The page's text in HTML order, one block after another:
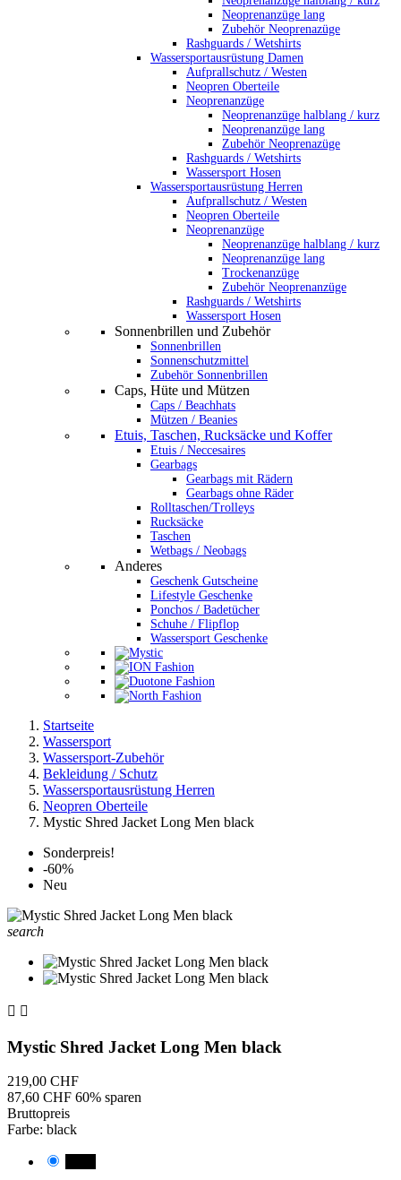
Neoprenanzüge lang
Zubehör Neoprenazüge
Rashguards / Wetshirts
Wassersportausrüstung Damen
Aufprallschutz / Westen
Neopren Oberteile
Neoprenanzüge
Neoprenanzüge halblang / kurz
Neoprenanzüge lang
Zubehör Neoprenazüge
Rashguards / Wetshirts
Wassersport Hosen
Wassersportausrüstung Herren
Aufprallschutz / Westen
Neopren Oberteile
Neoprenanzüge
Neoprenanzüge halblang / kurz
Neoprenanzüge lang
Trockenanzüge
Zubehör Neoprenanzüge
Rashguards / Wetshirts
Wassersport Hosen
Sonnenbrillen und Zubehör
Sonnenbrillen
Sonnenschutzmittel
Zubehör Sonnenbrillen
Caps, Hüte und Mützen
Caps / Beachhats
Mützen / Beanies
Etuis, Taschen, Rucksäcke und Koffer
Etuis / Neccesaires
Gearbags
Gearbags mit Rädern
Gearbags ohne Räder
Rolltaschen/Trolleys
Rucksäcke
Taschen
Wetbags / Neobags
Anderes
Geschenk Gutscheine
Lifestyle Geschenke
Ponchos / Badetücher
Schuhe / Flipflop
Wassersport Geschenke
Startseite
Wassersport
Wassersport-Zubehör
Bekleidung / Schutz
Wassersportausrüstung Herren
Neopren Oberteile
Mystic Shred Jacket Long Men black
Sonderpreis!
-60%
Neu
search
 
Mystic Shred Jacket Long Men black
219,00 CHF
87,60 CHF 60% sparen
Bruttopreis
Farbe: black